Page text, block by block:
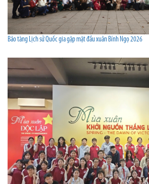
Bảo tàng Lịch sử Quốc gia gặp mặt đầu xuân Bính Ngọ 2026